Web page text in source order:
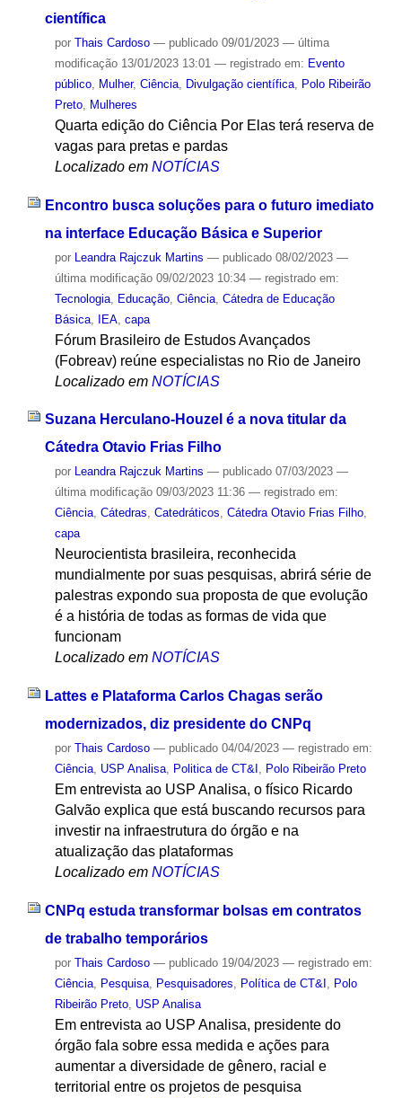
científica
por Thais Cardoso — publicado09/01/2023 — última
modificação13/01/2023 13:01 — registrado em: Evento
público, Mulher, Ciência, Divulgação científica, Polo Ribeirão
Preto, Mulheres
Quarta edição do Ciência Por Elas terá reserva de
vagas para pretas e pardas
Localizado em NOTÍCIAS
Encontro busca soluções para o futuro imediato
na interface Educação Básica e Superior
por Leandra Rajczuk Martins — publicado08/02/2023 —
última modificação09/02/2023 10:34 — registrado em:
Tecnologia, Educação, Ciência, Cátedra de Educação
Básica, IEA, capa
Fórum Brasileiro de Estudos Avançados
(Fobreav) reúne especialistas no Rio de Janeiro
Localizado em NOTÍCIAS
Suzana Herculano-Houzel é a nova titular da
Cátedra Otavio Frias Filho
por Leandra Rajczuk Martins — publicado07/03/2023 —
última modificação09/03/2023 11:36 — registrado em:
Ciência, Cátedras, Catedráticos, Cátedra Otavio Frias Filho,
capa
Neurocientista brasileira, reconhecida
mundialmente por suas pesquisas, abrirá série de
palestras expondo sua proposta de que evolução
é a história de todas as formas de vida que
funcionam
Localizado em NOTÍCIAS
Lattes e Plataforma Carlos Chagas serão
modernizados, diz presidente do CNPq
por Thais Cardoso — publicado04/04/2023 — registrado em:
Ciência, USP Analisa, Politica de CT&I , Polo Ribeirão Preto
Em entrevista ao USP Analisa, o físico Ricardo
Galvão explica que está buscando recursos para
investir na infraestrutura do órgão e na
atualização das plataformas
Localizado em NOTÍCIAS
CNPq estuda transformar bolsas em contratos
de trabalho temporários
por Thais Cardoso — publicado19/04/2023 — registrado em:
Ciência, Pesquisa, Pesquisadores Política de CT&I
Polo
Ribeirão Preto, USP Analisa
Em entrevista ao USP Analisa, presidente do
órgão fala sobre essa medida e ações para
aumentar a diversidade de gênero, racial e
territorial entre os projetos de pesquisa